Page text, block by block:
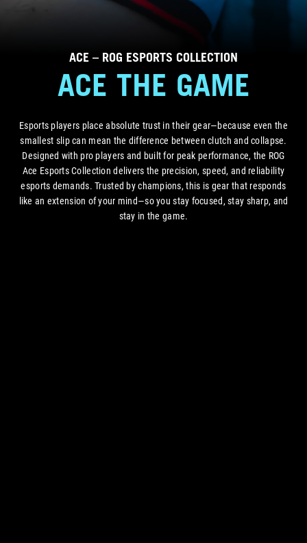
ACE – ROG ESPORTS COLLECTION
ACE THE GAME
Esports players place absolute trust in their gear—because even the
smallest slip can mean the difference between clutch and collapse.
Designed with pro players and built for peak performance, the ROG
Ace Esports Collection delivers the precision, speed, and reliability
esports demands. Trusted by champions, this is gear that responds
like an extension of your mind—so you stay focused, stay sharp, and
stay in the game.